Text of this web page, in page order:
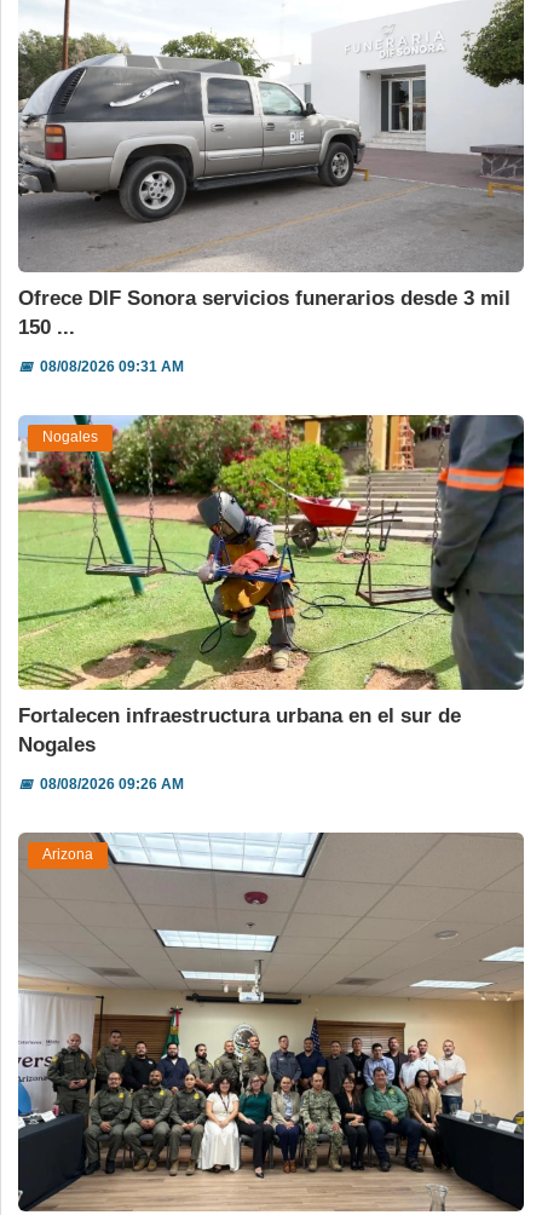
Ofrece DIF Sonora servicios funerarios desde 3 mil
150 ...
📅08/08/2026 09:31 AM
Nogales
Fortalecen infraestructura urbana en el sur de
Nogales
📅08/08/2026 09:26 AM
Arizona